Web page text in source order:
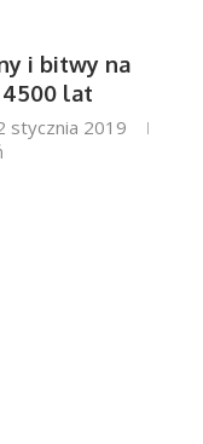
i bitwy na
lat
stycznia 2019